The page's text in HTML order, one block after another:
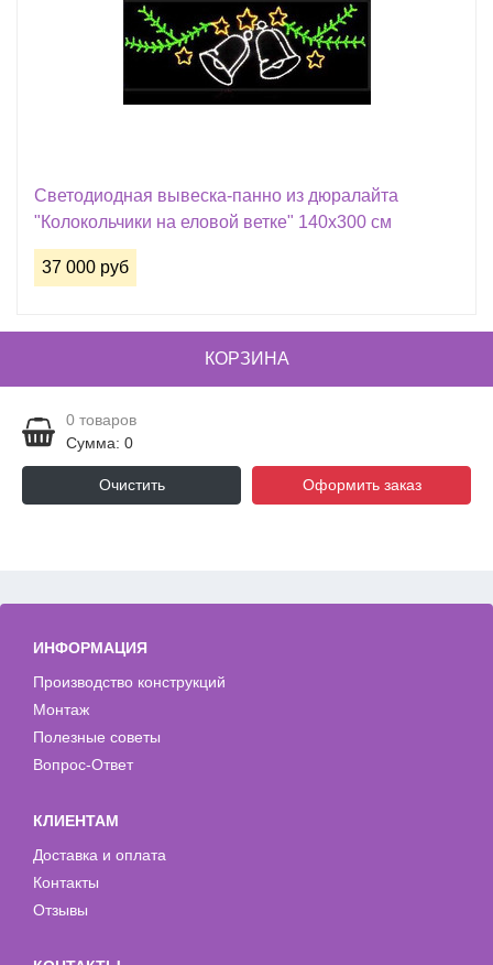
Cветодиодная вывеска-панно из дюралайта
"Колокольчики на еловой ветке" 140х300 см
37 000 руб
КОРЗИНА
0 товаров
Сумма: 0
Очистить Оформить заказ
ИНФОРМАЦИЯ
Производство конструкций
Монтаж
Полезные советы
Вопрос-Ответ
КЛИЕНТАМ
Доставка и оплата
Контакты
Отзывы